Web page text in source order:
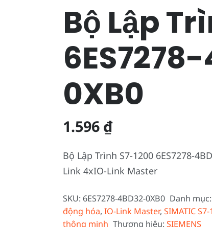
Bộ Lập
0XB0
1.596 ₫
Bộ Lập Trình S7-1200 6ES7278-
Link 4xIO-Link Master
SKU: 6ES7278-4BD32-0XB0 Danh mục:
động hóa, IO-Link Master, SIMATIC
thông minh Thương hiệu: SIEMENS